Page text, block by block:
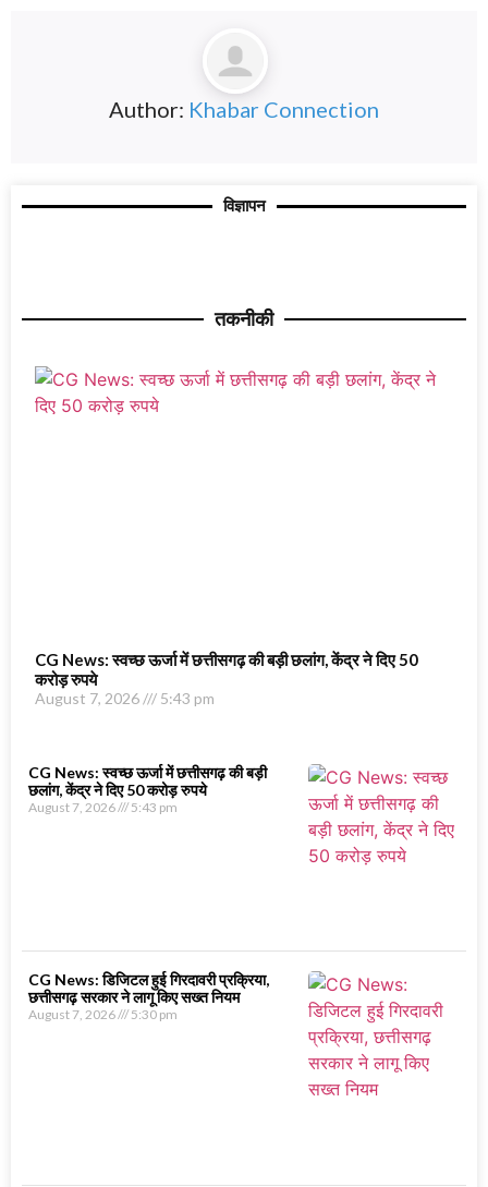
Author: Khabar Connection
विज्ञापन
तकनीकी
CG News: स्वच्छ ऊर्जा में छत्तीसगढ़ की बड़ी छलांग, केंद्र ने दिए 50
करोड़ रुपये
August 7, 2026 5:43 pm
CG News: स्वच्छ ऊर्जा में छत्तीसगढ़ की बड़ी
छलांग, केंद्र ने दिए 50 करोड़ रुपये
August 7, 2026 5:43 pm
CG News: डिजिटल हुई गिरदावरी प्रक्रिया,
छत्तीसगढ़ सरकार ने लागू किए सख्त नियम
August 7, 2026 5:30 pm